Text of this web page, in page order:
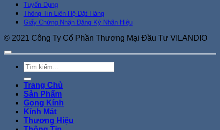
Tuyển Dụng
Thông Tin Liên Hệ Đặt Hàng
Giấy Chứng Nhận Đăng Ký Nhãn Hiệu
© 2021 Công Ty Cổ Phần Thương Mại Đầu Tư VILANDIO
Tìm
kiếm:
Trang Chủ
Sản Phẩm
Gọng Kính
Kính Mát
Thương Hiệu